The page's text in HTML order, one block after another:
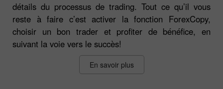
détails du processus de trading. Tout ce qu’il vous
reste à faire c’est activer la fonction ForexCopy,
choisir un bon trader et profiter de bénéfice, en
suivant la voie vers le succès!
En savoir plus